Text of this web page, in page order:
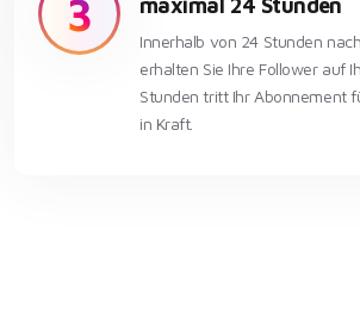
3
maximal 24 Stunden
Innerhalb von 24 Stunden
erhalten Sie Ihre Follower auf
Stunden tritt Ihr Abonnement
in Kraft.